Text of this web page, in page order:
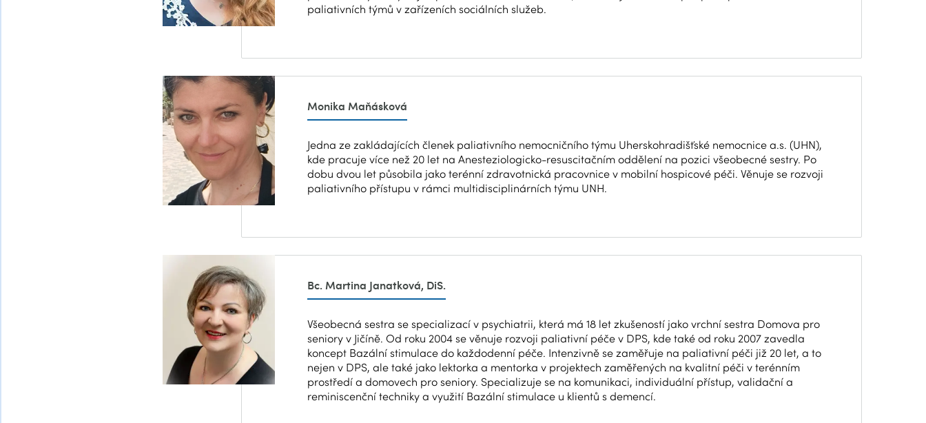
paliativních týmů v zařízeních sociálních služeb.
Monika Maňásková
Jedna ze zakládajících členek paliativního nemocničního týmu Uherskohradišťské nemocnice a.s. (UHN),
kde pracuje více než 20 let na Anesteziologicko-resuscitačním oddělení na pozici všeobecné sestry. Po
dobu dvou let působila jako terénní zdravotnická pracovnice v mobilní hospicové péči. Věnuje se rozvoji
paliativního přístupu v rámci multidisciplinárních týmu UNH.
Bc. Martina Janatková, DiS.
Všeobecná sestra se specializací v psychiatrii, která má 18 let zkušeností jako vrchní sestra Domova pro
seniory v Jičíně. Od roku 2004 se věnuje rozvoji paliativní péče v DPS, kde také od roku 2007 zavedla
koncept Bazální stimulace do každodenní péče. Intenzivně se zaměřuje na paliativní péči již 20 let, a to
nejen v DPS, ale také jako lektorka a mentorka v projektech zaměřených na kvalitní péči v terénním
prostředí a domovech pro seniory. Specializuje se na komunikaci, individuální přístup, validační a
reminiscenční techniky a využití Bazální stimulace u klientů s demencí.